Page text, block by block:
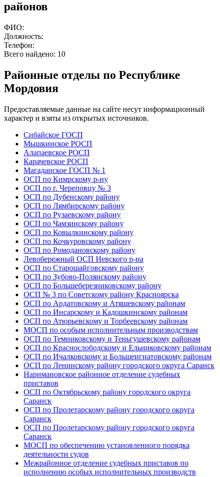
районов
ФИО:
Должность:
Телефон:
Всего найдено: 10
Районные отделы по Республике
Мордовия
Предоставляемые данные на сайте несут информационный
характер и взяты из открытых источников.
Сибайское ГОСП
Мышкинское РОСП
Алапаевское РОСП
Карачевское РОСП
Магаданское ГОСП № 1
ОСП по Кимрскому р-ну
ОСП по г. Череповцу № 3
ОСП по Дубенскому району
ОСП по Лямбирскому району
ОСП по Рузаевскому району
ОСП по Чамзинскому району
ОСП по Ковылкинскому району
ОСП по Кочкуровскому району
ОСП по Ромодановскому району
Левобережный ОСП Невского р-на
ОСП по Старошайговскому району
ОСП по Зубово-Полянскому району
ОСП по Большеберезниковскому району
ОСП № 3 по Советскому району Красноярска
ОСП по Ардатовскому и Атяшевскому районам
ОСП по Инсарскому и Кадошкинскому районам
ОСП по Атюрьевскому и Торбеевскому районам
МОСП по особым исполнительным производствам
ОСП по Темниковскому и Теньгушевскому районам
ОСП по Краснослободскому и Ельниковскому районам
ОСП по Ичалковскому и Большеигнатовскому районам
ОСП по Ленинскому району городского округа Саранск
Наримановское районное отделение судебных
приставов
ОСП по Октябрьскому району городского округа
Саранск
ОСП по Пролетарскому району городского округа
Саранск
ОСП по Пролетарскому району городского округа
Саранск
МОСП по обеспечению установленного порядка
деятельности судов
Межрайонное отделение судебных приставов по
исполнению особых исполнительных производств